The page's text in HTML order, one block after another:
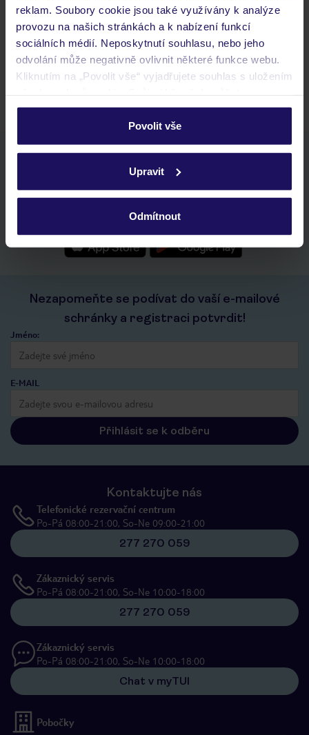
reklam. Soubory cookie jsou také využívány k analýze
provozu na našich stránkách a k nabízení funkcí
sociálních médií. Neposkytnutí souhlasu, nebo jeho
odvolání může negativně ovlivnit některé funkce webu.
Kliknutím na „Povolit vše“ vyjadřujete souhlas s uložením
personalizovat v sekci „Personalizace“.
Podrobné informace o souborech cookie naleznete v
ochrany osobních údajů.
Povolit vše
Upravit
Odmítnout
Jaké doklady jsou potřebné při cestování?
Budeme ubytováni ihned po příjezdu do hotelu?
Kam jít po přistání a vyzvednutí zavazadel?
Zobrazit další
Stáhněte si bezplatnou aplikaci TUI
rychlé vyhledávání a prohlížení nabídek
seznam oblíbených nabídek a možnost jejich sdílení
kontakt s TUI a všechny informace o tvé rezervaci v myTUI
Nezapomeňte se podívat do vaší e-mailové
schránky a registraci potvrdit!
Jméno:
E-MAIL
Přihlásit se k odběru
Kontaktujte nás
Telefonické rezervační centrum
Po-Pá 08:00-21:00, So-Ne 09:00-21:00
277 270 059
Zákaznický servis
Po-Pá 08:00-21:00, So-Ne 10:00-18:00
277 270 059
Zákaznický servis
Po-Pá 08:00-21:00, So-Ne 10:00-18:00
Chat v myTUI
Pobočky